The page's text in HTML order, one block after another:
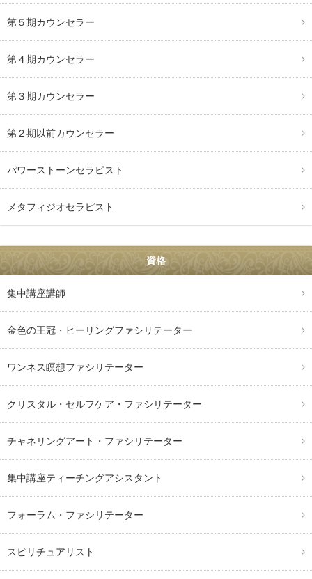
第５期カウンセラー
第４期カウンセラー
第３期カウンセラー
第２期以前カウンセラー
パワーストーンセラピスト
メタフィジオセラピスト
資格
集中講座講師
金色の王冠・ヒーリングファシリテーター
ワンネス瞑想ファシリテーター
クリスタル・セルフケア・ファシリテーター
チャネリングアート・ファシリテーター
集中講座ティーチングアシスタント
フォーラム・ファシリテーター
スピリチュアリスト